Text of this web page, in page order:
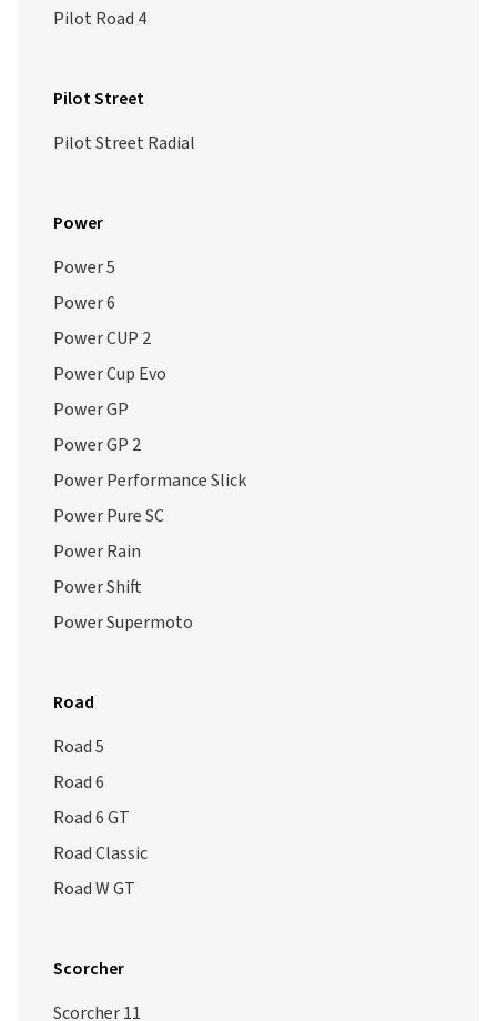
Pilot Road 4
Pilot Street
Pilot Street Radial
Power
Power 5
Power 6
Power CUP 2
Power Cup Evo
Power GP
Power GP 2
Power Performance Slick
Power Pure SC
Power Rain
Power Shift
Power Supermoto
Road
Road 5
Road 6
Road 6 GT
Road Classic
Road W GT
Scorcher
Scorcher 11